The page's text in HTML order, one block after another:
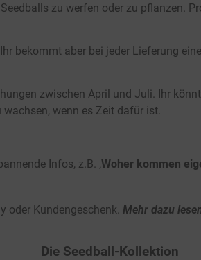
zu werfen oder zu pflanzen.
bekommt aber bei jeder Lieferung
zwischen April und Juli. Ihr
wenn es Zeit dafür ist.
Infos, z.B. ‚Woher kommen
oder Kundengeschenk. Mehr dazu
Die Seedball-Kollektion